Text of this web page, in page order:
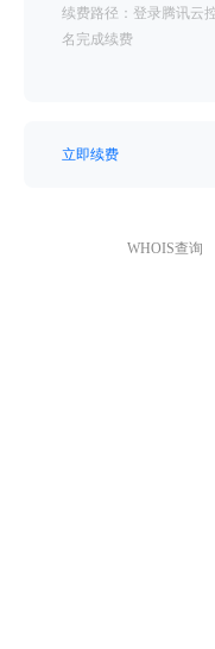
续费路径：登录腾讯云
名完成续费
立即续费
WHOIS查询